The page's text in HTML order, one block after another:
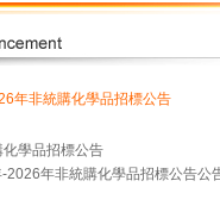
年非統購化學品招標公告
學品招標公告
年非統購化學品招標公告公